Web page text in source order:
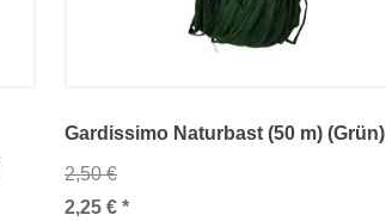
Gardissimo Naturbast (50 m) (Grün)
2,50 €
2,25 € *